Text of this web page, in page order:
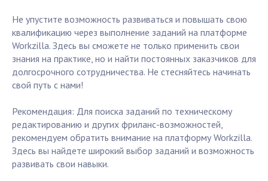
Не упустите возможность развиваться и повышать свою
квалификацию через выполнение заданий на платформе
Workzilla. Здесь вы сможете не только применить свои
знания на практике, но и найти постоянных заказчиков для
долгосрочного сотрудничества. Не стесняйтесь начинать
свой путь с нами!
Рекомендация: Для поиска заданий по техническому
редактированию и других фриланс-возможностей,
рекомендуем обратить внимание на платформу Workzilla.
Здесь вы найдете широкий выбор заданий и возможность
развивать свои навыки.